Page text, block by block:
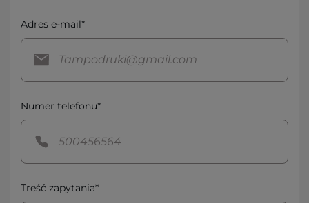
Adres e-mail*
Numer telefonu*
Treść zapytania*